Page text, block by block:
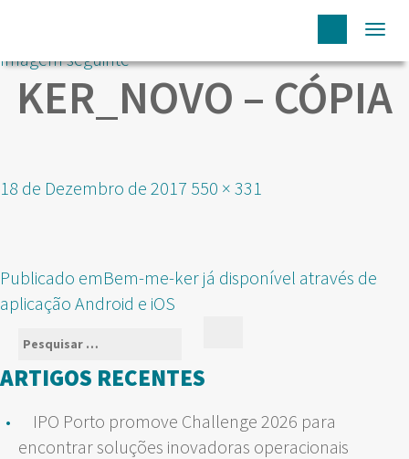
Imagem seguinte
KER_NOVO – CÓPIA
Publicado
18 de Dezembro de 2017 Tamanho
550 × 331
NAVEGAÇÃO
DE
ARTIGOS
Publicado emBem-me-ker já disponível através de
aplicação Android e iOS
Pesquisar
por:
ARTIGOS RECENTES
IPO Porto promove Challenge 2026 para
encontrar soluções inovadoras operacionais